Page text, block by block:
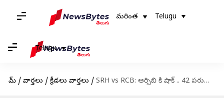
మరింత Telugu
Telugu
హోమ్ / వార్తలు / క్రీడలు వార్తలు / SRH vs RCB: ఆర్సిబి కి షాక్ .. 42 పరుగుల తేడాతో సన్‌రైజర్స్ హైదరాబాద్ గెలుపు